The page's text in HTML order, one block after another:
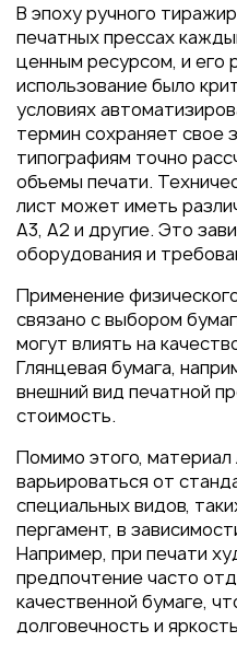
В эпоху ручного
печатных прессах
ценным ресурсом, и его
использование было
условиях
термин сохраняет свое
типографиям точно
объемы печати.
лист может иметь
А3, А2 и другие. Это
оборудования и
Применение
связано с выбором
могут влиять на
Глянцевая бумага,
внешний вид печатной
стоимость.
Помимо этого,
варьироваться от
специальных видов,
пергамент, в
Например, при печати
предпочтение часто
качественной бумаге,
долговечность и